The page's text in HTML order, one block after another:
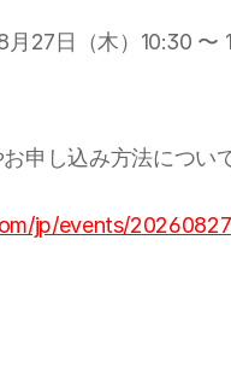
27日（木）10:30 〜
申し込み方法につい
jp/events/20260827